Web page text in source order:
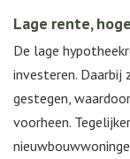
Lage rente,
De lage
investeren. Daarbij
gestegen,
voorheen.